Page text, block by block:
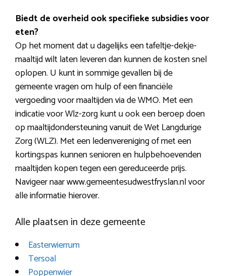
Biedt de overheid ook specifieke subsidies voor
eten?
Op het moment dat u dagelijks een tafeltje-dekje-
maaltijd wilt laten leveren dan kunnen de kosten snel
oplopen. U kunt in sommige gevallen bij de
gemeente vragen om hulp of een financiële
vergoeding voor maaltijden via de WMO. Met een
indicatie voor Wlz-zorg kunt u ook een beroep doen
op maaltijdondersteuning vanuit de Wet Langdurige
Zorg (WLZ). Met een ledenvereniging of met een
kortingspas kunnen senioren en hulpbehoevenden
maaltijden kopen tegen een gereduceerde prijs.
Navigeer naar www.gemeentesudwestfryslan.nl voor
alle informatie hierover.
Alle plaatsen in deze gemeente
Easterwierrum
Tersoal
Poppenwier